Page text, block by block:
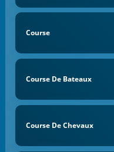
Course
Course De Bateaux
Course De Chevaux